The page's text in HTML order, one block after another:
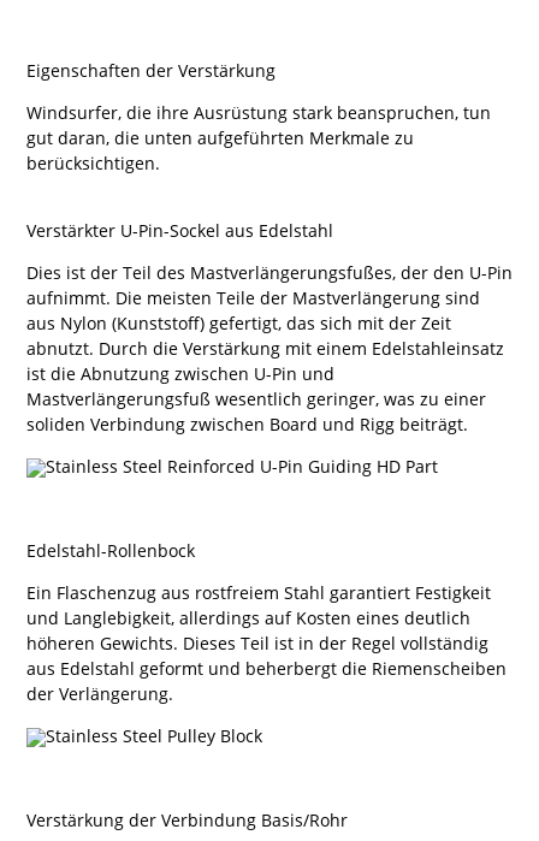
Eigenschaften der Verstärkung
Windsurfer, die ihre Ausrüstung stark beanspruchen, tun
gut daran, die unten aufgeführten Merkmale zu
berücksichtigen.
Verstärkter U-Pin-Sockel aus Edelstahl
Dies ist der Teil des Mastverlängerungsfußes, der den U-Pin
aufnimmt. Die meisten Teile der Mastverlängerung sind
aus Nylon (Kunststoff) gefertigt, das sich mit der Zeit
abnutzt. Durch die Verstärkung mit einem Edelstahleinsatz
ist die Abnutzung zwischen U-Pin und
Mastverlängerungsfuß wesentlich geringer, was zu einer
soliden Verbindung zwischen Board und Rigg beiträgt.
Edelstahl-Rollenbock
Ein Flaschenzug aus rostfreiem Stahl garantiert Festigkeit
und Langlebigkeit, allerdings auf Kosten eines deutlich
höheren Gewichts. Dieses Teil ist in der Regel vollständig
aus Edelstahl geformt und beherbergt die Riemenscheiben
der Verlängerung.
Verstärkung der Verbindung Basis/Rohr